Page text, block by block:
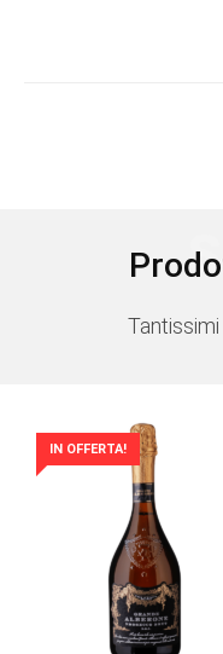
IN OFFERTA!